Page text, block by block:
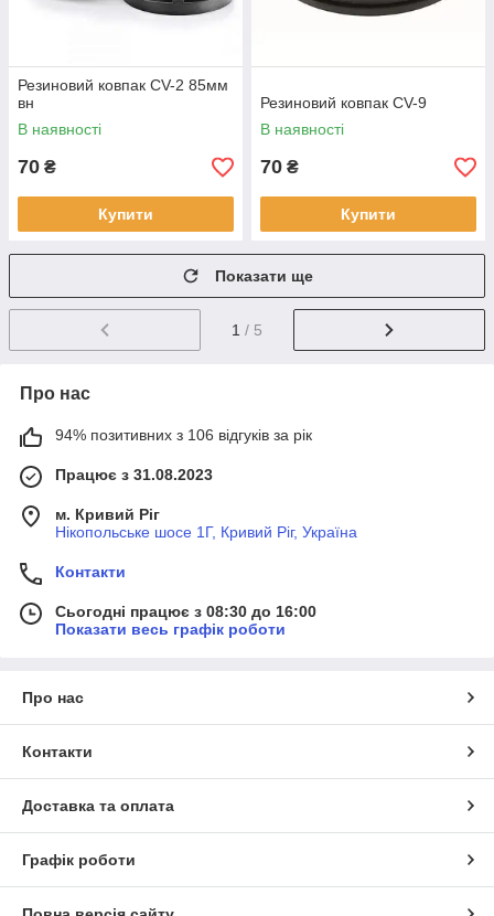
Резиновий ковпак CV-2 85мм
вн
В наявності
70 ₴
Купити
Резиновий ковпак CV-9
В наявності
70 ₴
Купити
Показати ще
1 / 5
Про нас
94% позитивних з 106 відгуків за рік
Працює з 31.08.2023
м. Кривий Ріг
Нікопольське шосе 1Г, Кривий Ріг, Україна
Контакти
Сьогодні працює з 08:30 до 16:00
Показати весь графік роботи
Про нас
Контакти
Доставка та оплата
Графік роботи